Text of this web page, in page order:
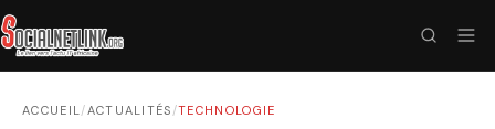
ACCUEIL/ACTUALITÉS /TECHNOLOGIE